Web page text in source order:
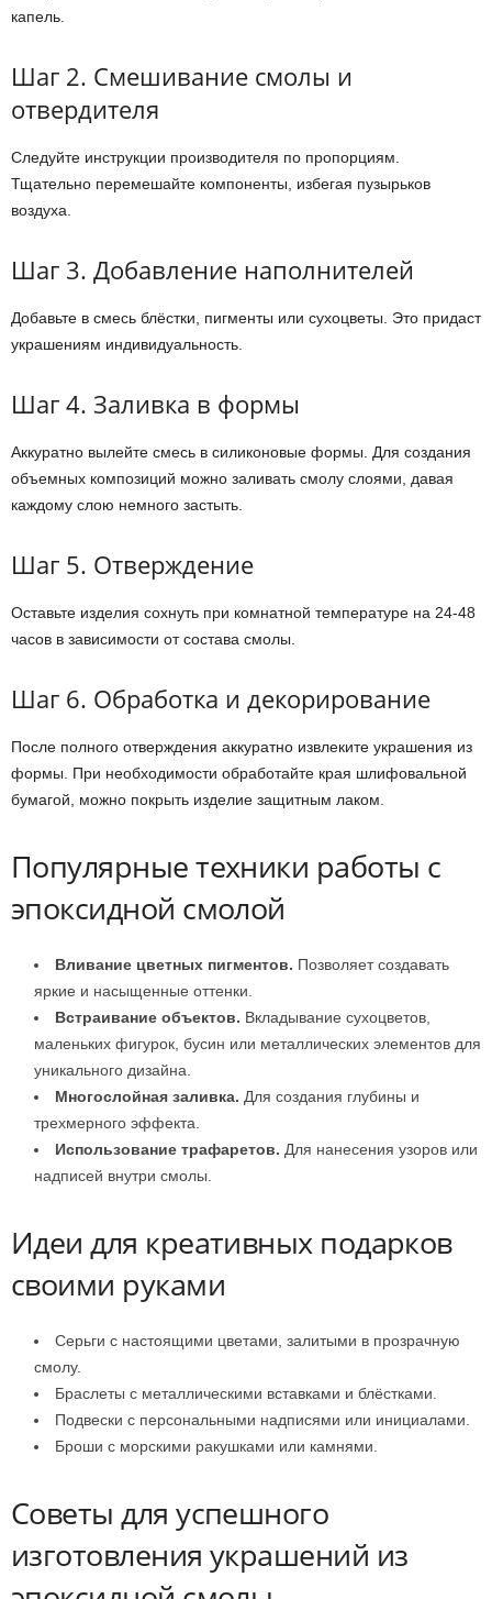
капель.
Шаг 2. Смешивание смолы и
отвердителя
Следуйте инструкции производителя по пропорциям.
Тщательно перемешайте компоненты, избегая пузырьков
воздуха.
Шаг 3. Добавление наполнителей
Добавьте в смесь блёстки, пигменты или сухоцветы. Это придаст
украшениям индивидуальность.
Шаг 4. Заливка в формы
Аккуратно вылейте смесь в силиконовые формы. Для создания
объемных композиций можно заливать смолу слоями, давая
каждому слою немного застыть.
Шаг 5. Отверждение
Оставьте изделия сохнуть при комнатной температуре на 24-48
часов в зависимости от состава смолы.
Шаг 6. Обработка и декорирование
После полного отверждения аккуратно извлеките украшения из
формы. При необходимости обработайте края шлифовальной
бумагой, можно покрыть изделие защитным лаком.
Популярные техники работы с
эпоксидной смолой
Вливание цветных пигментов. Позволяет создавать
яркие и насыщенные оттенки.
Встраивание объектов. Вкладывание сухоцветов,
маленьких фигурок, бусин или металлических элементов для
уникального дизайна.
Многослойная заливка. Для создания глубины и
трехмерного эффекта.
Использование трафаретов. Для нанесения узоров или
надписей внутри смолы.
Идеи для креативных подарков
своими руками
Серьги с настоящими цветами, залитыми в прозрачную
смолу.
Браслеты с металлическими вставками и блёстками.
Подвески с персональными надписями или инициалами.
Броши с морскими ракушками или камнями.
Советы для успешного
изготовления украшений из